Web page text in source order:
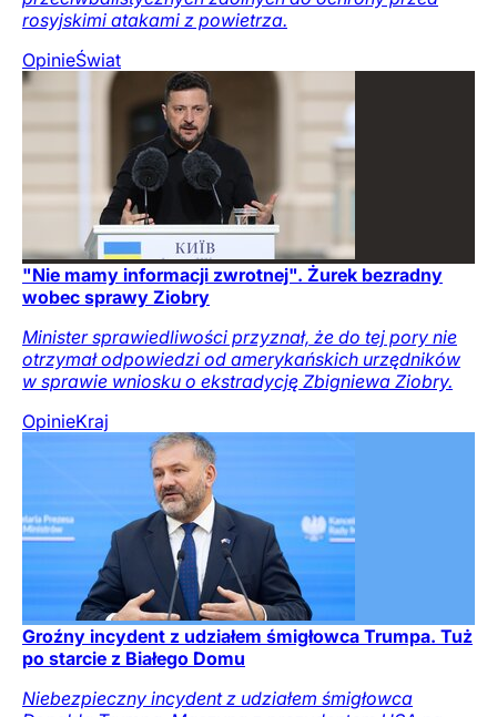
rosyjskimi atakami z powietrza.
OpinieŚwiat
"Nie mamy informacji zwrotnej". Żurek bezradny
wobec sprawy Ziobry
Minister sprawiedliwości przyznał, że do tej pory nie
otrzymał odpowiedzi od amerykańskich urzędników
w sprawie wniosku o ekstradycję Zbigniewa Ziobry.
OpinieKraj
Groźny incydent z udziałem śmigłowca Trumpa. Tuż
po starcie z Białego Domu
Niebezpieczny incydent z udziałem śmigłowca